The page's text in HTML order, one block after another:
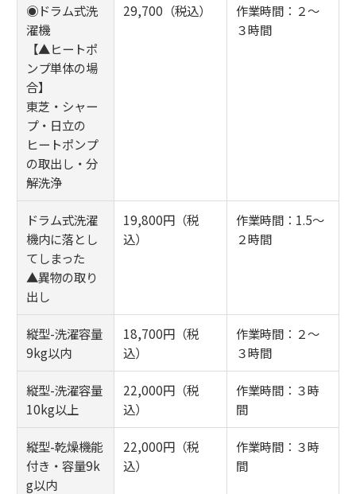
◉ドラム式洗
濯機
【▲ヒートポ
ンプ単体の場
合】
東芝・シャー
プ・日立の
ヒートポンプ
の取出し・分
解洗浄
29,700（税込）
作業時間：２～
３時間
ドラム式洗濯
機内に落とし
てしまった
▲異物の取り
出し
19,800円（税
込）
作業時間：1.5～
２時間
縦型-洗濯容量
9kg以内
18,700円（税
込）
作業時間：２～
３時間
縦型-洗濯容量
10kg以上
22,000円（税
込）
作業時間：３時
間
縦型-乾燥機能
付き・容量9k
g以内
22,000円（税
込）
作業時間：３時
間